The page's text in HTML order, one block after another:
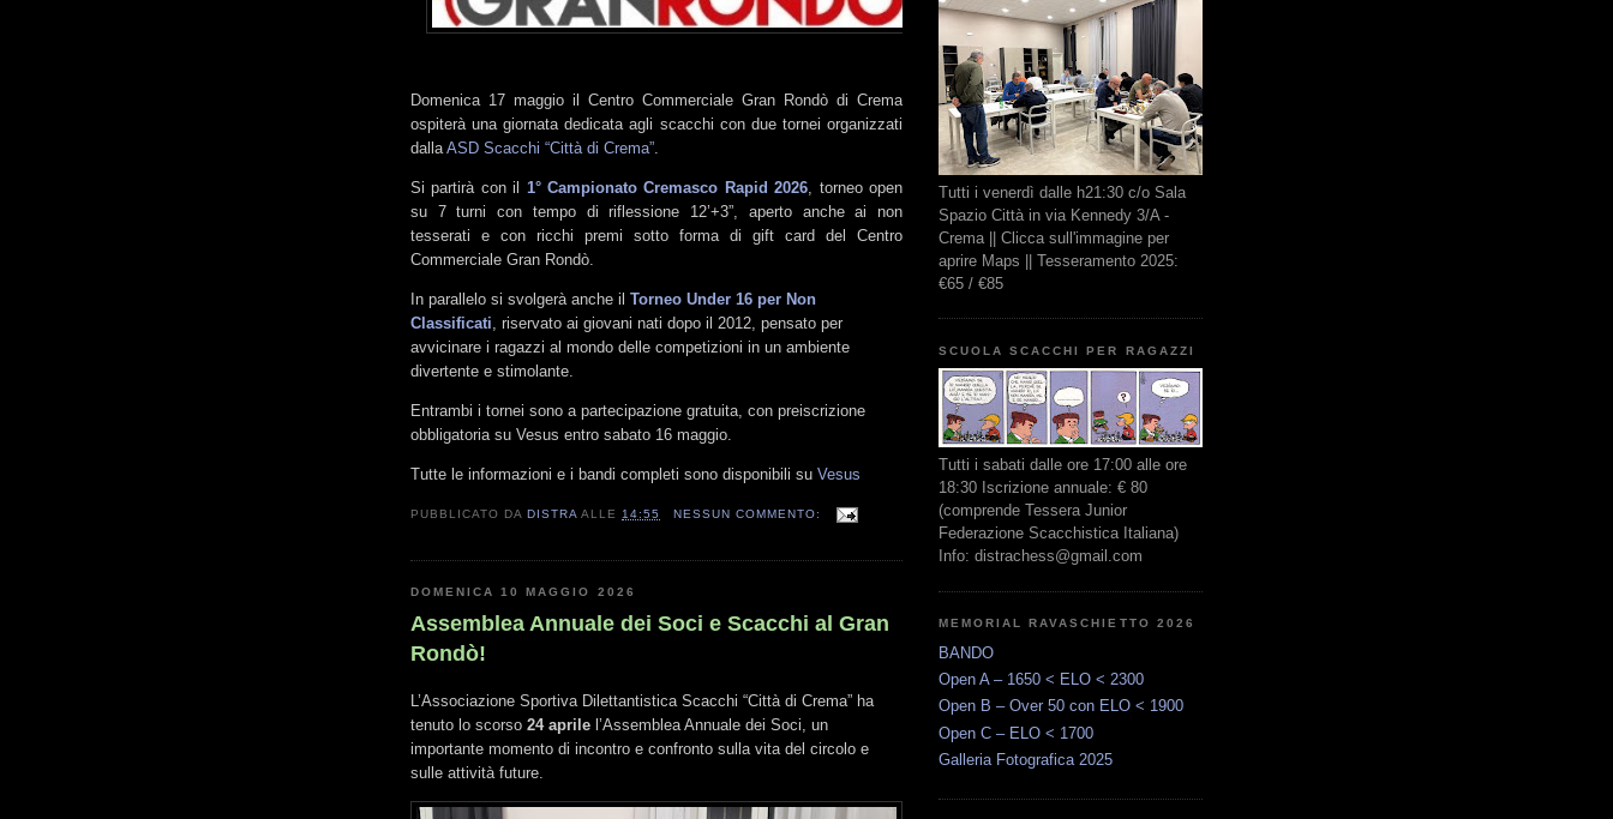
Domenica 17 maggio il Centro Commerciale Gran Rondò di Crema
ospiterà una giornata dedicata agli scacchi con due tornei organizzati
dalla ASD Scacchi “Città di Crema”
Si partirà con il 1° Campionato Cremasco Rapid 2026 , torneo open
su 7 turni con tempo di riflessione 12’+3”, aperto anche ai non
tesserati e con ricchi premi sotto forma di gift card del Centro
Commerciale Gran Rondò.
In parallelo si svolgerà anche il Torneo Under 16 per Non
Classificati , riservato ai giovani nati dopo il 2012, pensato per
avvicinare i ragazzi al mondo delle competizioni in un ambiente
divertente e stimolante.
Entrambi i tornei sono a partecipazione gratuita, con preiscrizione
obbligatoria su Vesus entro sabato 16 maggio.
Tutte le informazioni e i bandi completi sono disponibili su Vesus
PUBBLICATO DADISTRA ALLE 14:55 NESSUN COMMENTO:
DOMENICA 10 MAGGIO 2026
Assemblea Annuale dei Soci e Scacchi al Gran
Rondò!
L’Associazione Sportiva Dilettantistica Scacchi “Città di Crema” ha
tenuto lo scorso 24 aprile l’Assemblea Annuale dei Soci, un
importante momento di incontro e confronto sulla vita del circolo e
sulle attività future.
Tutti i venerdì dalle h21:30 c/o Sala
Spazio Città in via Kennedy 3/A -
Crema || Clicca sull'immagine per
aprire Maps || Tesseramento 2025:
€65 / €85
SCUOLA SCACCHI PER RAGAZZI
Tutti i sabati dalle ore 17:00 alle ore
18:30 Iscrizione annuale: € 80
(comprende Tessera Junior
Federazione Scacchistica Italiana)
Info: distrachess@gmail.com
MEMORIAL RAVASCHIETTO 2026
BANDO
Open A – 1650 < ELO < 2300
Open B – Over 50 con ELO < 1900
Open C – ELO < 1700
Galleria Fotografica 2025